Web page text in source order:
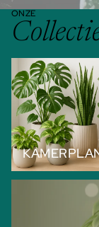
ONZE
Kamerplanten